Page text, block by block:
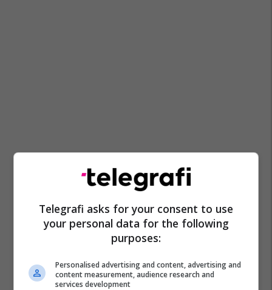
Telegrafi asks for your consent to use
your personal data for the following
purposes:
Personalised advertising and content, advertising and
content measurement, audience research and
services development